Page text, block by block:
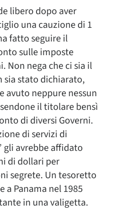
libero dopo aver
una cauzione di 1
fatto seguire il
sulle imposte
Non nega che ci sia il
sia stato dichiarato,
avuto neppure nessun
il titolare bensì
di diversi Governi.
di servizi di
gli avrebbe affidato
di dollari per
segrete. Un tesoretto
Panama nel 1985
in una valigetta.